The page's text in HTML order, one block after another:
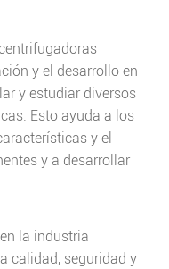
y el desarrollo en
y estudiar diversos
Esto ayuda a los
y el
y a desarrollar
la industria
calidad, seguridad y